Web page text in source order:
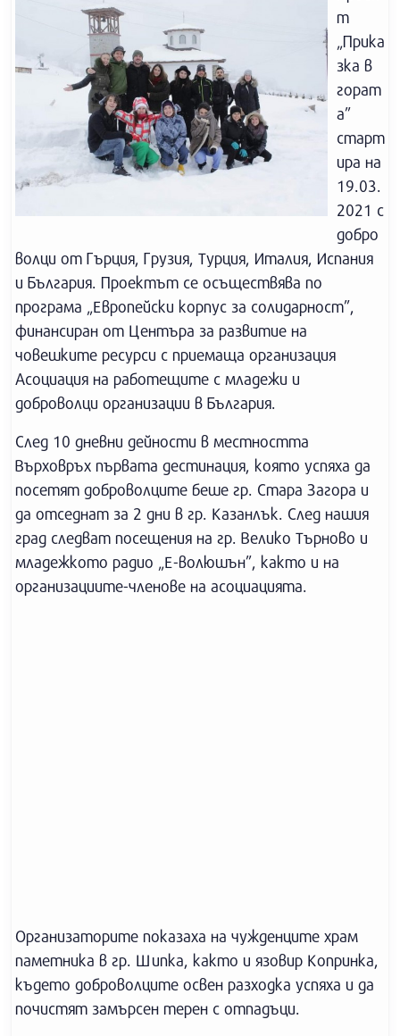
т
„Прика
зка в
горат
а”
старт
ира на
19.03.
2021 с
добро
волци от Гърция, Грузия, Турция, Италия, Испания
и България. Проектът се осъществява по
програма „Европейски корпус за солидарност”,
финансиран от Центъра за развитие на
човешките ресурси с приемаща организация
Асоциация на работещите с младежи и
доброволци организации в България.
След 10 дневни дейности в местността
Върховръх първата дестинация, която успяха да
посетят доброволците беше гр. Стара Загора и
да отседнат за 2 дни в гр. Казанлък. След нашия
град следват посещения на гр. Велико Търново и
младежкото радио „Е-волюшън”, както и на
организациите-членове на асоциацията.
Организаторите показаха на чужденците храм
паметника в гр. Шипка, както и язовир Копринка,
където доброволците освен разходка успяха и да
почистят замърсен терен с отпадъци.